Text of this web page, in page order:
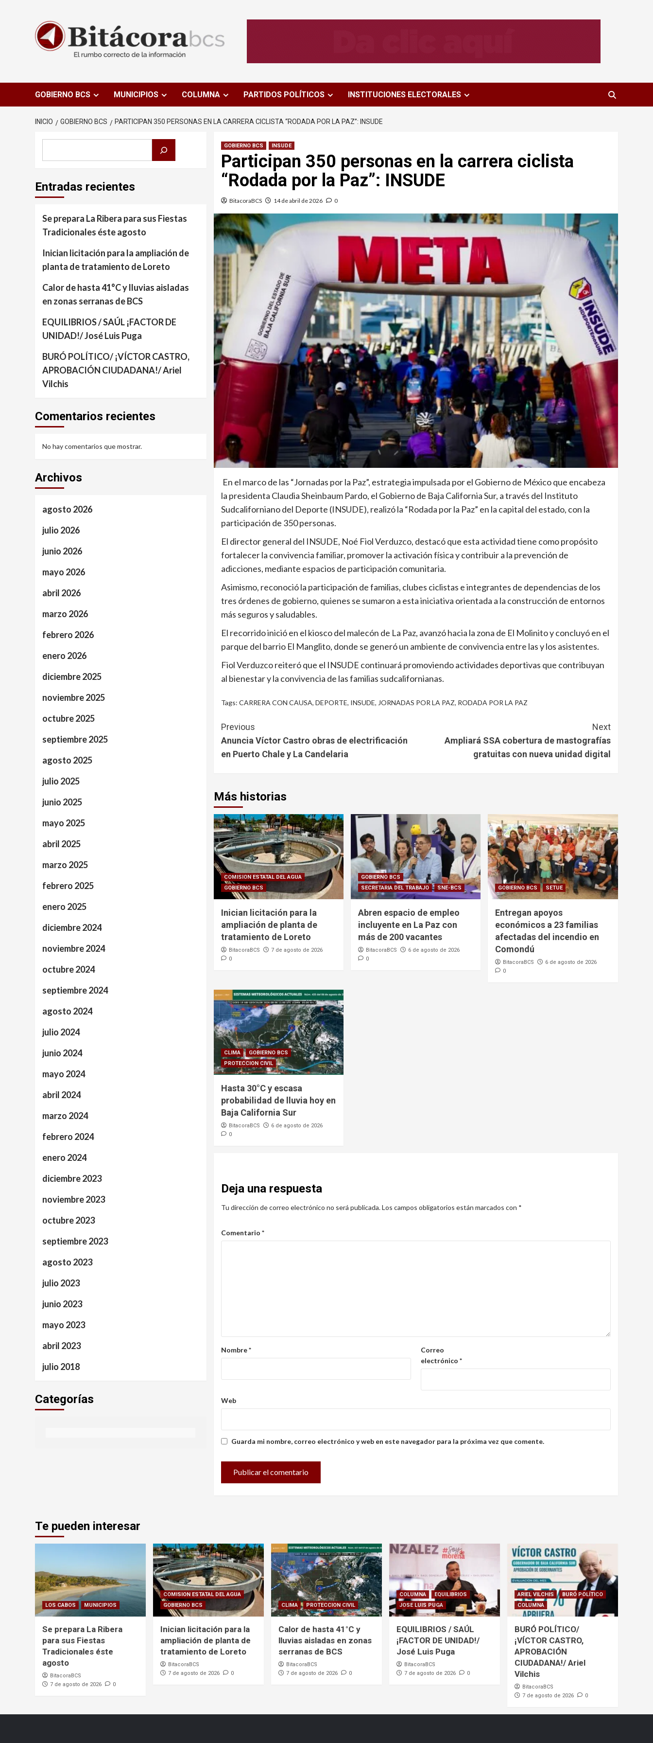
GOBIERNO BCS MUNICIPIOS COLUMNA PARTIDOS POLÍTICOS INSTITUCIONES ELECTORALES
INICIO GOBIERNO BCS PARTICIPAN 350 PERSONAS EN LA CARRERA CICLISTA “RODADA POR LA PAZ”: INSUDE
GOBIERNO BCS INSUDE
Participan 350 personas en la carrera ciclista
“Rodada por la Paz”: INSUDE
BitacoraBCS 14 de abril de 2026 0
En el marco de las “Jornadas por la Paz”, estrategia impulsada por el Gobierno de México que encabeza
la presidenta Claudia Sheinbaum Pardo, el Gobierno de Baja California Sur, a través del Instituto
Sudcaliforniano del Deporte (INSUDE), realizó la “Rodada por la Paz” en la capital del estado, con la
participación de 350 personas.
El director general del INSUDE, Noé Fiol Verduzco, destacó que esta actividad tiene como propósito
fortalecer la convivencia familiar, promover la activación física y contribuir a la prevención de
adicciones, mediante espacios de participación comunitaria.
Asimismo, reconoció la participación de familias, clubes ciclistas e integrantes de dependencias de los
tres órdenes de gobierno, quienes se sumaron a esta iniciativa orientada a la construcción de entornos
más seguros y saludables.
El recorrido inició en el kiosco del malecón de La Paz, avanzó hacia la zona de El Molinito y concluyó en el
parque del barrio El Manglito, donde se generó un ambiente de convivencia entre las y los asistentes.
Fiol Verduzco reiteró que el INSUDE continuará promoviendo actividades deportivas que contribuyan
al bienestar y la convivencia de las familias sudcalifornianas.
Tags: CARRERA CON CAUSA, DEPORTE, INSUDE, JORNADAS POR LA PAZ, RODADA POR LA PAZ
Continue
Reading
Previous
Anuncia Víctor Castro obras de electrificación
en Puerto Chale y La Candelaria
Next
Ampliará SSA cobertura de mastografías
gratuitas con nueva unidad digital
Más historias
COMISION ESTATAL DEL AGUA
GOBIERNO BCS
Inician licitación para la
ampliación de planta de
tratamiento de Loreto
BitacoraBCS
7 de agosto de 2026
0
GOBIERNO BCS
SECRETARIA DEL TRABAJO
SNE-BCS
Abren espacio de empleo
incluyente en La Paz con
más de 200 vacantes
BitacoraBCS
6 de agosto de 2026
0
GOBIERNO BCS SETUE
Entregan apoyos
económicos a 23 familias
afectadas del incendio en
Comondú
BitacoraBCS
6 de agosto de 2026
0
CLIMA
GOBIERNO BCS
PROTECCION CIVIL
Hasta 30°C y escasa
probabilidad de lluvia hoy en
Baja California Sur
BitacoraBCS
6 de agosto de 2026
0
Deja una respuesta
Tu dirección de correo electrónico no será publicada. Los campos obligatorios están marcados con *
Comentario *
Nombre*
Correo
electrónico *
Web
Guarda mi nombre, correo electrónico y web en este navegador para la próxima vez que comente.
Entradas recientes
Se prepara La Ribera para sus Fiestas
Tradicionales éste agosto
Inician licitación para la ampliación de
planta de tratamiento de Loreto
Calor de hasta 41°C y lluvias aisladas
en zonas serranas de BCS
EQUILIBRIOS / SAÚL ¡FACTOR DE
UNIDAD!/ José Luis Puga
BURÓ POLÍTICO/ ¡VÍCTOR CASTRO,
APROBACIÓN CIUDADANA!/ Ariel
Vilchis
Comentarios recientes
No hay comentarios que mostrar.
Archivos
agosto 2026
julio 2026
junio 2026
mayo 2026
abril 2026
marzo 2026
febrero 2026
enero 2026
diciembre 2025
noviembre 2025
octubre 2025
septiembre 2025
agosto 2025
julio 2025
junio 2025
mayo 2025
abril 2025
marzo 2025
febrero 2025
enero 2025
diciembre 2024
noviembre 2024
octubre 2024
septiembre 2024
agosto 2024
julio 2024
junio 2024
mayo 2024
abril 2024
marzo 2024
febrero 2024
enero 2024
diciembre 2023
noviembre 2023
octubre 2023
septiembre 2023
agosto 2023
julio 2023
junio 2023
mayo 2023
abril 2023
julio 2018
Categorías
Te pueden interesar
LOS CABOS MUNICIPIOS
Se prepara La Ribera
para sus Fiestas
Tradicionales éste
agosto
BitacoraBCS
7 de agosto de 2026
0
COMISION ESTATAL DEL AGUA
GOBIERNO BCS
Inician licitación para la
ampliación de planta de
tratamiento de Loreto
BitacoraBCS
7 de agosto de 2026
0
CLIMA PROTECCION CIVIL
Calor de hasta 41°C y
lluvias aisladas en zonas
serranas de BCS
BitacoraBCS
7 de agosto de 2026
0
COLUMNA
EQUILIBRIOS
JOSE LUIS PUGA
EQUILIBRIOS / SAÚL
¡FACTOR DE UNIDAD!/
José Luis Puga
BitacoraBCS
7 de agosto de 2026
0
ARIEL VILCHIS
BURÓ POLÍTICO
COLUMNA
BURÓ POLÍTICO/
¡VÍCTOR CASTRO,
APROBACIÓN
CIUDADANA!/ Ariel
Vilchis
BitacoraBCS
7 de agosto de 2026
0